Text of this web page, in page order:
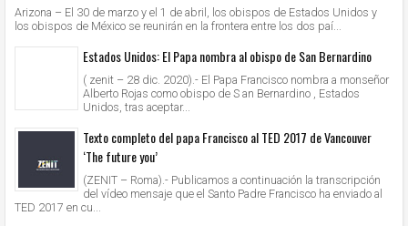
Arizona – El 30 de marzo y el 1 de abril, los obispos de Estados Unidos y
los obispos de México se reunirán en la frontera entre los dos paí...
Estados Unidos: El Papa nombra al obispo de San Bernardino
( zenit – 28 dic. 2020).- El Papa Francisco nombra a monseñor
Alberto Rojas como obispo de S an Bernardino , Estados
Unidos, tras aceptar...
Texto completo del papa Francisco al TED 2017 de Vancouver
‘The future you’
(ZENIT – Roma).- Publicamos a continuación la transcripción
del vídeo mensaje que el Santo Padre Francisco ha enviado al
TED 2017 en cu...